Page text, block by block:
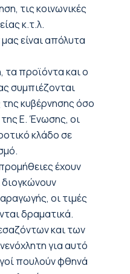
τις κοινωνικές
κ.τ.λ.
είναι απόλυτα
προϊόντα και ο
συμπιέζονται
κυβέρνησης όσο
Ε. Ένωσης, οι
κλάδο σε
έχουν
διογκώνουν
οι τιμές
δραματικά.
και των
για αυτό
πουλούν φθηνά